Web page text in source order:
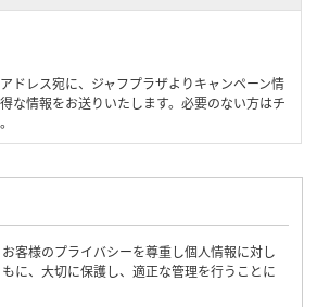
ドレス宛に、ジャフプラザよりキャンペーン情
な情報をお送りいたします。必要のない方はチ
客様のプライバシーを尊重し個人情報に対し
に、大切に保護し、適正な管理を行うことに